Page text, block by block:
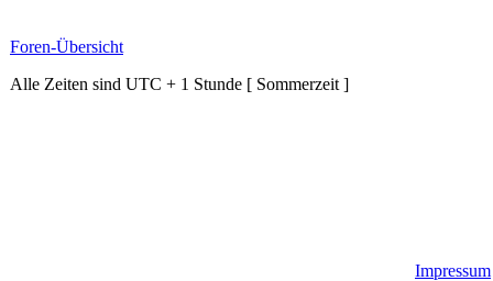
Foren-Übersicht
Alle Zeiten sind UTC + 1 Stunde [ Sommerzeit ]
Impressum